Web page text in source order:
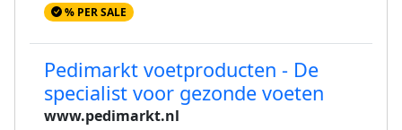
% PER SALE
Pedimarkt voetproducten - De
specialist voor gezonde voeten
www.pedimarkt.nl